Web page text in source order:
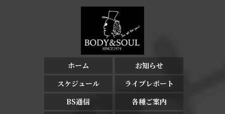
ホーム
お知らせ
スケジュール
ライブレポート
BS通信
各種ご案内